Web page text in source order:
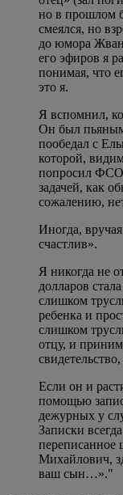
но в прошлом
смеялся, но
до юмора
его эфиров я
понимая, что
это я.
Я вспомнил,
Он был
пообедал с
которой,
попросил ФСО
задачей, как
сожалению,
Иногда,
счастлив».
Я никогда не
долларов
слишком
ребенка и
слишком
отцу, и
Если он и
помощью
дежурных у
Записки
переписанное
Михайлович,
ваш сын…»."